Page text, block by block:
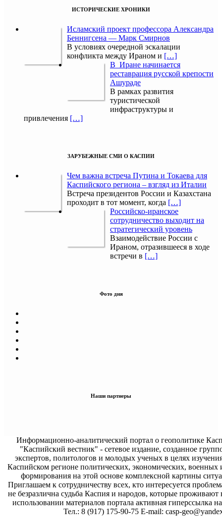
ИСТОРИЧЕСКИЕ ХРОНИКИ
Исламский проект профессора Александра
Беннигсена — Марк Смирнов
В условиях очередной эскалации
конфликта между Ираном и […]
В Иране начинается
реставрация русской крепости
Ашураде
В рамках развития
туристической
инфраструктуры и
привлечения […]
ЗАРУБЕЖНЫЕ СМИ О КАСПИИ
Чем важна встреча Путина и Токаева для
Каспийского региона – взгляд из Италии
Встреча президентов России и Казахстана
проходит в тот момент, когда […]
Российско-иранское
сотрудничество выходит на
стратегический уровень
Взаимодействие России с
Ираном, отразившееся в ходе
встречи в […]
Фото дня
Наши партнеры
Информационно-аналитический портал о геополитике
"Каспийский вестник" - сетевое издание, созданное
экспертов, политологов и молодых ученых в целях
Каспийском регионе политических, экономических, военных
формирования на этой основе комплексной картины
Приглашаем к сотрудничеству всех, кто интересуется
не безразлична судьба Каспия и народов, которые проживают
использовании материалов портала активная гиперссылка на
Тел.: 8 (917) 175-90-75 E-mail: casp-